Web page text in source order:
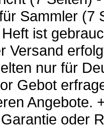
Sammler (7
ist
Versand
nur für
Gebot
Angebote.
oder